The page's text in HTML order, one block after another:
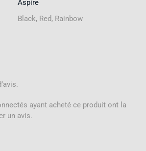
Aspire
Black, Red, Rainbow
ayant acheté ce produit ont la
un avis.